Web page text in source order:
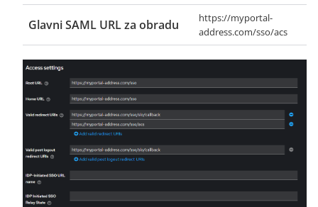
Glavni SAML URL za obradu
https://myportal-
address.com/sso/acs